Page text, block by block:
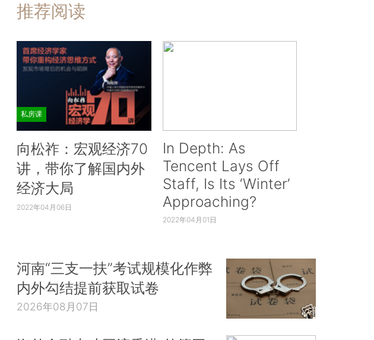
推荐阅读
私房课
向松祚：宏观经济70
讲，带你了解国内外
经济大局
2022年04月06日
In Depth: As
Tencent Lays Off
Staff, Is Its ‘Winter’
Approaching?
2022年04月01日
河南“三支一扶”考试规模化作弊
内外勾结提前获取试卷
2026年08月07日